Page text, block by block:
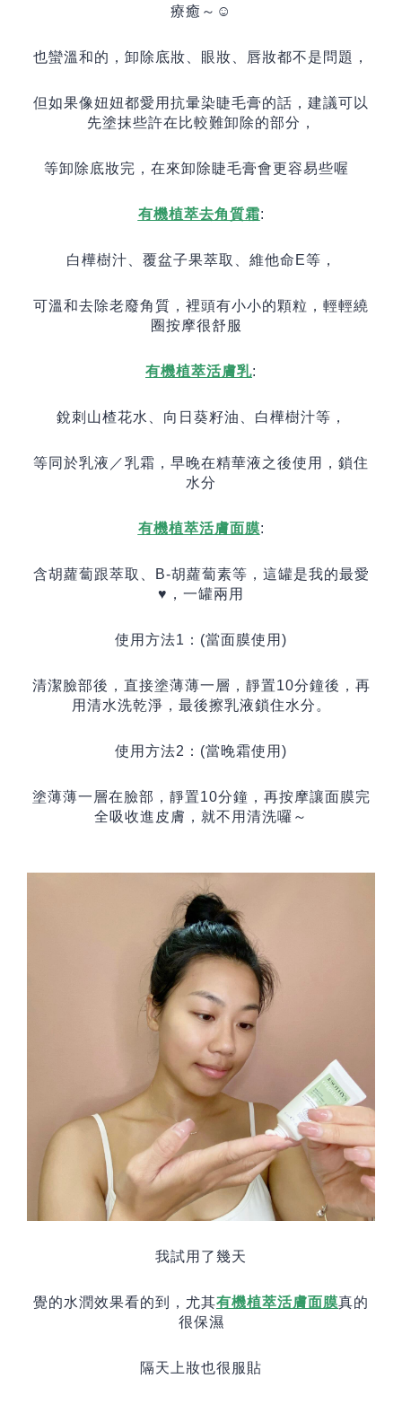
療癒～ ☺️
也蠻溫和的，卸除底妝、眼妝、唇妝都不是問題，
但如果像妞妞都愛用抗暈染睫毛膏的話，建議可以
先塗抹些許在比較難卸除的部分，
等卸除底妝完，在來卸除睫毛膏會更容易些喔
有機植萃去角質霜:
白樺樹汁、覆盆子果萃取、維他命 E等，
可溫和去除老廢角質，裡頭有小小的顆粒，輕輕繞
圈按摩很舒服
有機植萃活膚乳:
銳刺山楂花水、向日葵籽油、白樺樹汁等，
等同於乳液／乳霜，早晚在精華液之後使用，鎖住
水分
有機植萃活膚面膜:
含胡蘿蔔跟萃取、 B-胡蘿蔔素等，這罐是我的最愛
♥️ ，一罐兩用
使用方法1️ ： (當面膜使用 )
清潔臉部後，直接塗薄薄一層，靜置10分鐘後，再
用清水洗乾淨，最後擦乳液鎖住水分。
使用方法2️ ： (當晚霜使用 )
塗薄薄一層在臉部，靜置10分鐘，再按摩讓面膜完
全吸收進皮膚，就不用清洗囉～
我試用了幾天
覺的水潤效果看的到，尤其有機植萃活膚面膜真的
很保濕
隔天上妝也很服貼